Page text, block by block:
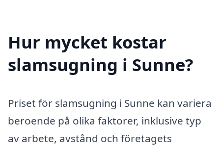
Hur mycket kostar
slamsugning i Sunne?
Priset för slamsugning i Sunne kan variera
beroende på olika faktorer, inklusive typ
av arbete, avstånd och företagets